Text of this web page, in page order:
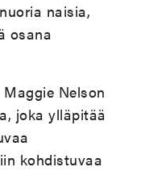
naisia,
osana
Nelson
joka ylläpitää
kohdistuvaa